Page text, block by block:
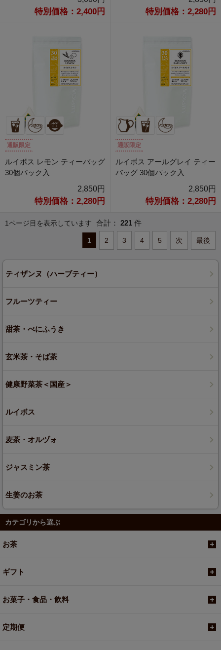
特別価格：2,400円 特別価格：2,280円
通販限定
ルイボス レモン ティーバッグ
30個パック入
2,850円
特別価格：2,280円
通販限定
ルイボス アールグレイ ティー
バッグ 30個パック入
2,850円
特別価格：2,280円
1ページ目を表示しています 合計： 221 件
1 2 3 4 5 次 最後
ティザンヌ（ハーブティー）
フルーツティー
甜茶・べにふうき
玄米茶・そば茶
健康野菜茶＜国産＞
ルイボス
麦茶・オルヅォ
ジャスミン茶
生姜のお茶
カテゴリから選ぶ
お茶
ギフト
お菓子・食品・飲料
定期便